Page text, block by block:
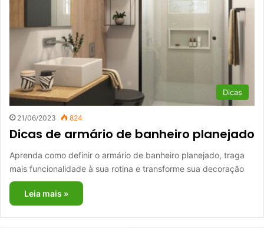
Dicas
21/06/2023 824
Dicas de armário de banheiro planejado
Aprenda como definir o armário de banheiro planejado, traga
mais funcionalidade à sua rotina e transforme sua decoração
Leia mais »